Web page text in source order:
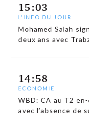
15:03
L'INFO DU JOUR
Mohamed Salah
deux ans avec
14:58
ECONOMIE
WBD: CA au T2
avec l’absence de